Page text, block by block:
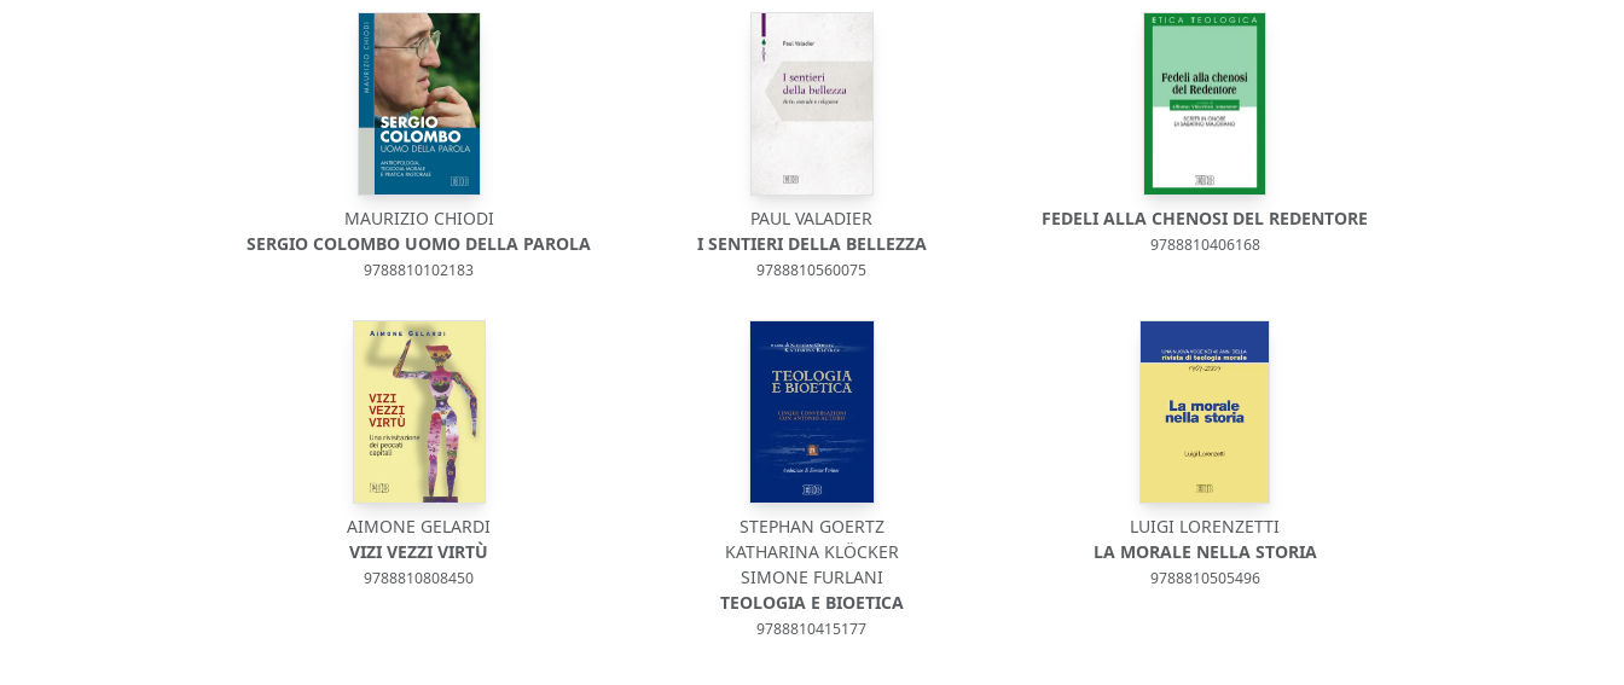
MAURIZIO CHIODI
SERGIO COLOMBO UOMO DELLA PAROLA
9788810102183
PAUL VALADIER
I SENTIERI DELLA BELLEZZA
9788810560075
FEDELI ALLA CHENOSI DEL REDENTORE
9788810406168
AIMONE GELARDI
VIZI VEZZI VIRTÙ
9788810808450
STEPHAN GOERTZ
KATHARINA KLÖCKER
SIMONE FURLANI
TEOLOGIA E BIOETICA
9788810415177
LUIGI LORENZETTI
LA MORALE NELLA STORIA
9788810505496